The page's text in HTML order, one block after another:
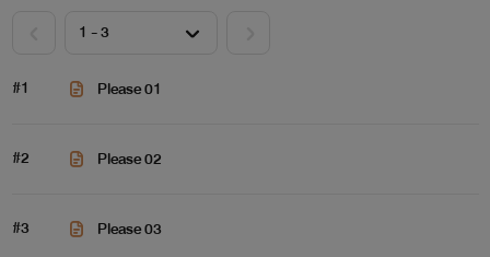
#1 Please 01
#2 Please 02
#3 Please 03